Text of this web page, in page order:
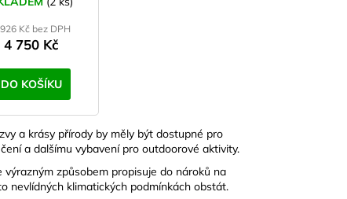
Kč bez DPH
4 750 Kč
DO KOŠÍKU
a krásy přírody by měly být dostupné pro
a dalšímu vybavení pro outdoorové aktivity.
způsobem propisuje do nároků na
nevlídných klimatických podmínkách obstát.